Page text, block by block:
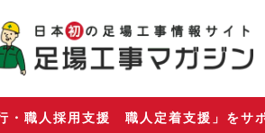
・職人採用支援 職人定着支援」をサ